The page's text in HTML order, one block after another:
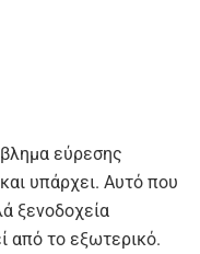
εύρεσης
υπάρχει. Αυτό που
ξενοδοχεία
από το εξωτερικό.